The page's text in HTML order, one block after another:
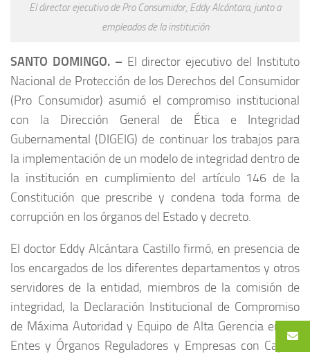
El director ejecutivo de Pro Consumidor, Eddy Alcántara, junto a
empleados de la institución
SANTO DOMINGO. – El director ejecutivo del Instituto
Nacional de Protección de los Derechos del Consumidor
(Pro Consumidor) asumió el compromiso institucional
con la Dirección General de Ética e Integridad
Gubernamental (DIGEIG) de continuar los trabajos para
la implementación de un modelo de integridad dentro de
la institución en cumplimiento del artículo 146 de la
Constitución que prescribe y condena toda forma de
corrupción en los órganos del Estado y decreto.
El doctor Eddy Alcántara Castillo firmó, en presencia de
los encargados de los diferentes departamentos y otros
servidores de la entidad, miembros de la comisión de
integridad, la Declaración Institucional de Compromiso
de Máxima Autoridad y Equipo de Alta Gerencia en los
Entes y Órganos Reguladores y Empresas con Capital